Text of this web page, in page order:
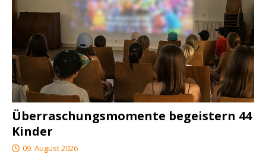
Überraschungsmomente begeistern 44
Kinder
09. August 2026